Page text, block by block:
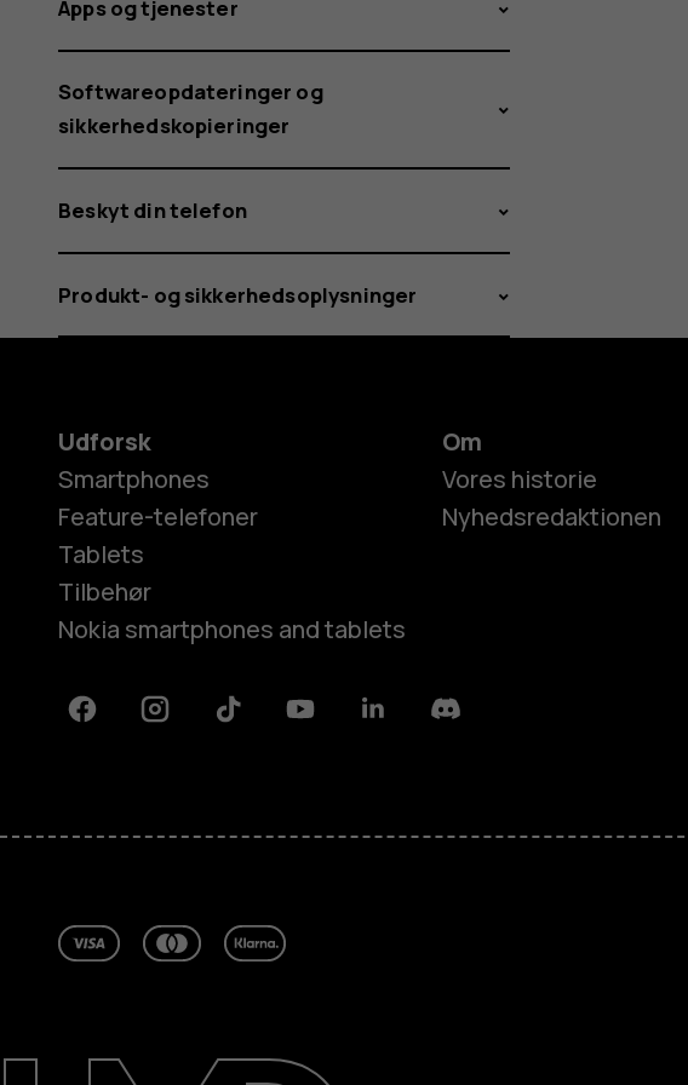
Apps og tjenester
Softwareopdateringer og
sikkerhedskopieringer
Beskyt din telefon
Produkt- og sikkerhedsoplysninger
Udforsk
Smartphones
Feature-telefoner
Tablets
Tilbehør
Nokia smartphones and tablets
Om
Vores historie
Nyhedsredaktionen
FacebookInstagramTiktok YoutubeLinkedinDiscord